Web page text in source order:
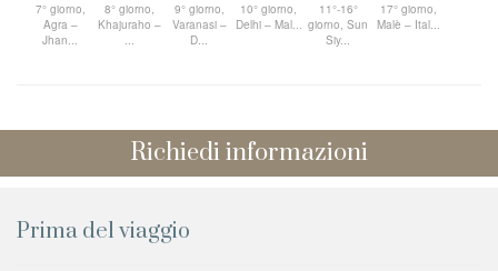
7° giorno,
Agra –
Jhan...
8° giorno,
Khajuraho –
...
9° giorno,
Varanasi –
D...
10° giorno,
Delhi – Mal...
11°-16°
giorno, Sun
Siy...
17° giorno,
Malè – Ital...
Richiedi informazioni
Prima del viaggio